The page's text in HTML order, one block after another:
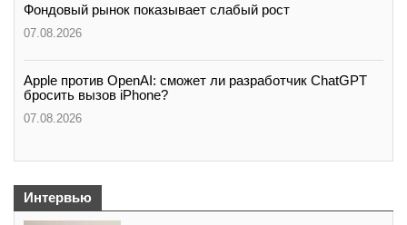
Фондовый рынок показывает слабый рост
07.08.2026
Apple против OpenAI: сможет ли разработчик ChatGPT
бросить вызов iPhone?
07.08.2026
Интервью